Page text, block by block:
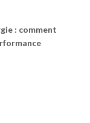
: comment